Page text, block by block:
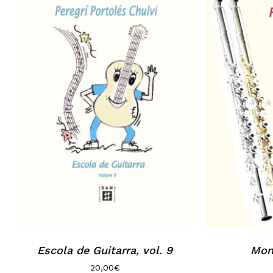
No hi ha productes a la cistella.
Go to shop
Escola de Guitarra, vol. 9
20,00€